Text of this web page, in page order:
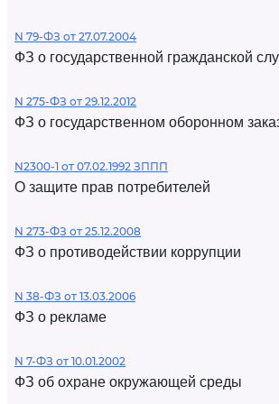
N 79-ФЗ от 27.07.2004
ФЗ о государственной гражданской
N 275-ФЗ от 29.12.2012
ФЗ о государственном оборонном
N2300-1 от 07.02.1992 ЗППП
О защите прав потребителей
N 273-ФЗ от 25.12.2008
ФЗ о противодействии коррупции
N 38-ФЗ от 13.03.2006
ФЗ о рекламе
N 7-ФЗ от 10.01.2002
ФЗ об охране окружающей среды